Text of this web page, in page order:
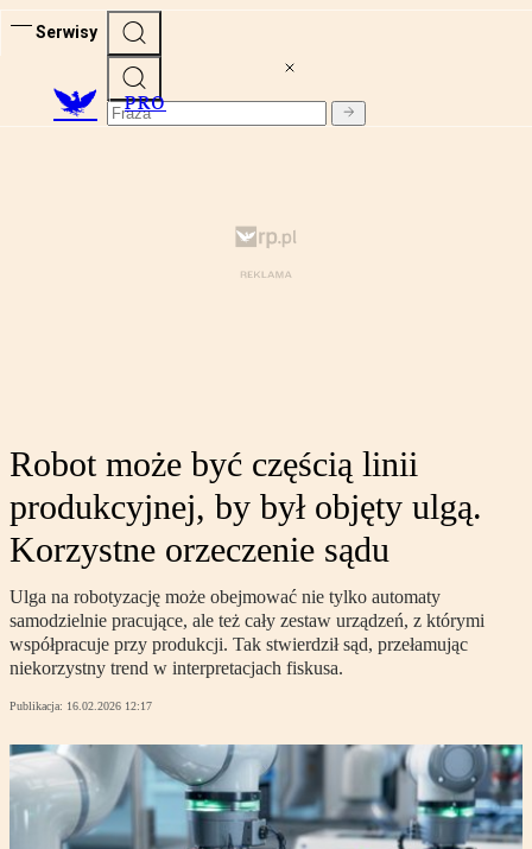
Serwisy
PRO
Robot może być częścią linii
produkcyjnej, by był objęty ulgą.
Korzystne orzeczenie sądu
Ulga na robotyzację może obejmować nie tylko automaty
samodzielnie pracujące, ale też cały zestaw urządzeń, z którymi
współpracuje przy produkcji. Tak stwierdził sąd, przełamując
niekorzystny trend w interpretacjach fiskusa.
Publikacja: 16.02.2026 12:17